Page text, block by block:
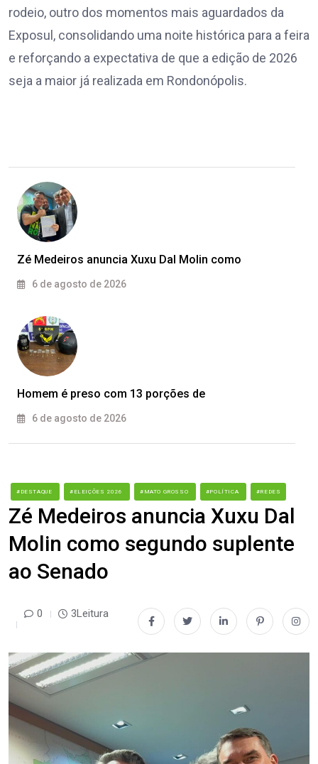
rodeio, outro dos momentos mais aguardados da
Exposul, consolidando uma noite histórica para a feira
e reforçando a expectativa de que a edição de 2026
seja a maior já realizada em Rondonópolis.
Zé Medeiros anuncia Xuxu Dal Molin como
6 de agosto de 2026
Homem é preso com 13 porções de
6 de agosto de 2026
#DESTAQUE #ELEIÇÕES 2026 #MATO GROSSO #POLÍTICA #REDES
Zé Medeiros anuncia Xuxu Dal
Molin como segundo suplente
ao Senado
0 3Leitura